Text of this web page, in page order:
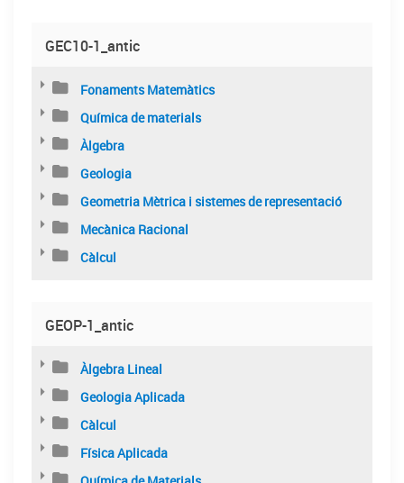
GEC10-1_antic
Fonaments Matemàtics
Química de materials
Àlgebra
Geologia
Geometria Mètrica i sistemes de representació
Mecànica Racional
Càlcul
GEOP-1_antic
Àlgebra Lineal
Geologia Aplicada
Càlcul
Física Aplicada